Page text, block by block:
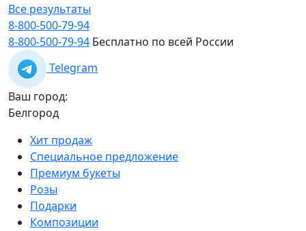
Все результаты
8-800-500-79-94
8-800-500-79-94 Бесплатно по всей России
Telegram
Ваш город:
Белгород
Хит продаж
Специальное предложение
Премиум букеты
Розы
Подарки
Композиции